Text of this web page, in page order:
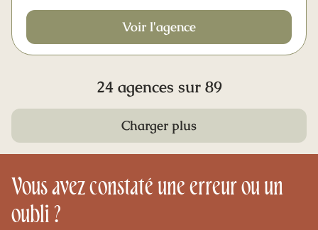
Voir l'agence
24 agences sur 89
Charger plus
Vous avez constaté une erreur ou un
oubli ?